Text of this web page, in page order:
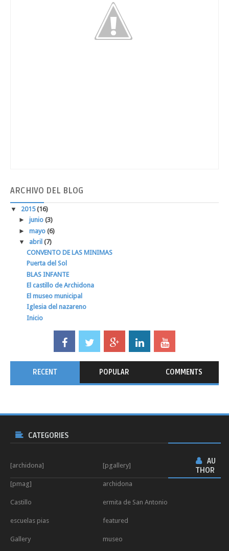
ARCHIVO DEL BLOG
▼ 2015(16)
► junio (3)
► mayo (6)
▼ abril (7)
CONVENTO DE LAS MINIMAS
Puerta del Sol
BLAS INFANTE
El castillo de Archidona
El museo municipal
Iglesia del nazareno
Inicio
RECENT POPULAR COMMENTS
CATEGORIES
[archidona] [pgallery]
[pmag] archidona
Castillo ermita de San Antonio
escuelas pias featured
Gallery museo
AU
THOR